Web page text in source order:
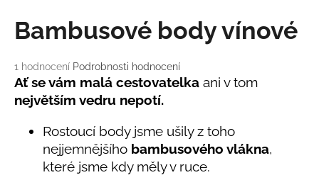
Průměrné
hodnocení
produktu
je
hvězdiček.
1 hodnocení Podrobnosti hodnocení
Bambusové body vínové
Ať se vám malá cestovatelka ani v tom
největším vedru nepotí.
Rostoucí body jsme ušily z toho
nejjemnějšího bambusového vlákna,
které jsme kdy měly v ruce.
D
o
o
r
u